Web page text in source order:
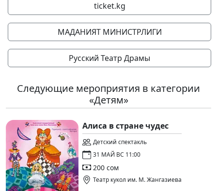
ticket.kg
МАДАНИЯТ МИНИСТРЛИГИ
Русский Театр Драмы
Следующие мероприятия в категории
«Детям»
Алиса в стране чудес
Детский спектакль
31 МАЙ ВС 11:00
200 сом
Театр кукол им. М. Жангазиева